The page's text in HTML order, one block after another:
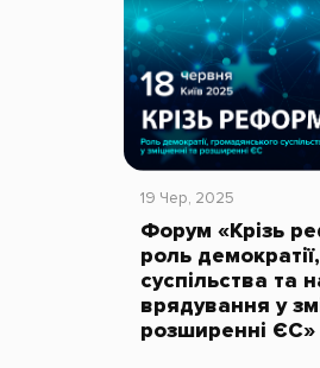
19 Чер, 2025
Форум «Крізь
роль
суспільства та
врядування у
розширенні ЄС»